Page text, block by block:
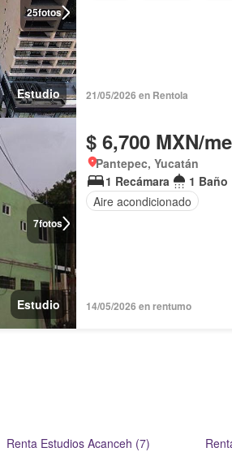
25fotos
Estudio 21/05/2026 en Rentola
7fotos
Estudio
$ 6,700 MXN/
Pantepec, Yucatán
1 Recámara
1 Baño
Aire acondicionado
14/05/2026 en rentumo
Renta Estudios Acanceh (7)